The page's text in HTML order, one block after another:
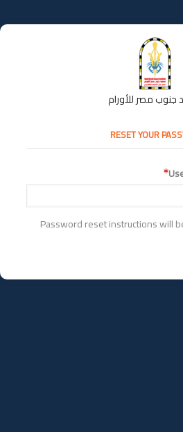
مصر للأورام
RESET YOUR
Password reset instructions will